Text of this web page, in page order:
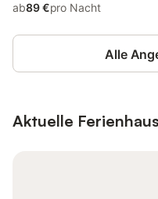
ab89 €pro Nacht
Alle
Aktuelle